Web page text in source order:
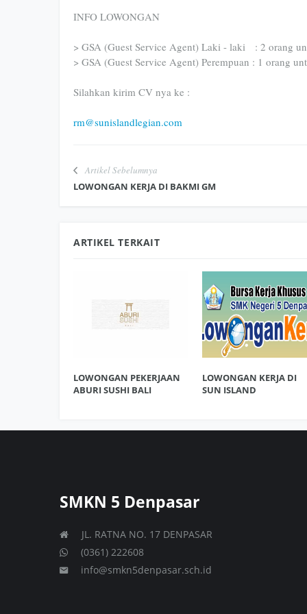
INFO LOWONGAN
> GSA (Guest Service Agent) Laki - laki : 2 orang
> GSA (Guest Service Agent) Perempuan : 1 orang
Silahkan kirim CV nya ke :
rm@sunislandlegian.com
Artikel Sebelumnya
LOWONGAN KERJA DI BAKMI GM
ARTIKEL TERKAIT
LOWONGAN PEKERJAAN
ABURI SUSHI BALI
LOWONGAN KERJA DI
SUN ISLAND
SMKN 5 Denpasar
JL. RATNA NO. 17 DENPASAR
(0361) 222608
info@smkn5denpasar.sch.id